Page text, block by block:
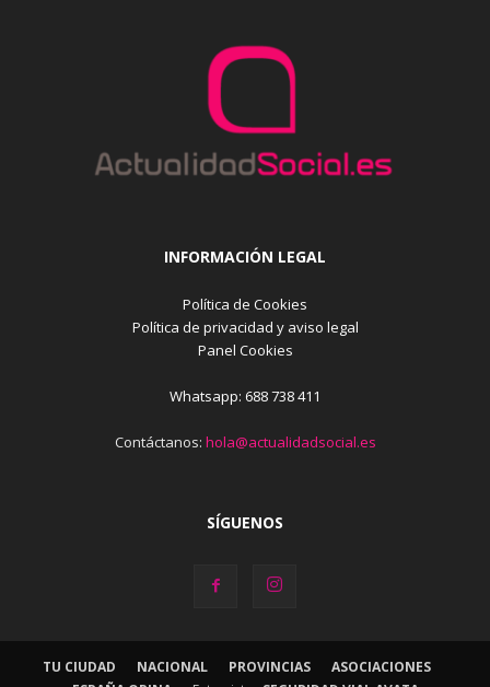
INFORMACIÓN LEGAL
Política de Cookies
Política de privacidad y aviso legal
Panel Cookies
Whatsapp: 688 738 411
Contáctanos: hola@actualidadsocial.es
SÍGUENOS
TU CIUDAD NACIONAL PROVINCIAS
ASOCIACIONES